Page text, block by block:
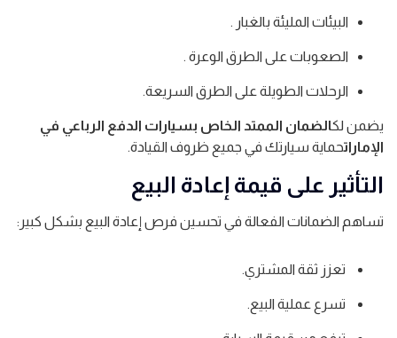
البيئات المليئة بالغبار .
الصعوبات على الطرق الوعرة .
الرحلات الطويلة على الطرق السريعة.
يضمن لكالضمان الممتد الخاص بسيارات الدفع الرباعي في
الإماراتحماية سيارتك في جميع ظروف القيادة.
التأثير على قيمة إعادة البيع
تساهم الضمانات الفعالة في تحسين فرص إعادة البيع بشكل كبير:
تعزز ثقة المشتري.
تسرع عملية البيع.